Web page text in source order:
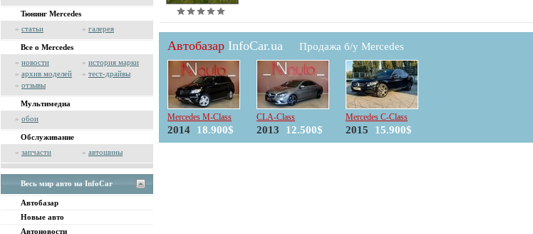
Тюнинг Mercedes
» статьи » галерея
Все о Mercedes
» новости » история марки
» архив моделей » тест-драйвы
» отзывы
Мультимедиа
» обои
Обслуживание
» запчасти » автошины
Весь мир авто на InfoCar
Автобазар
Новые авто
Автоновости
Автобазар InfoCar.ua Продажа б/у Mercedes
Mercedes M-Class
2014 18.900$
CLA-Class
2013 12.500$
Mercedes C-Class
2015 15.900$